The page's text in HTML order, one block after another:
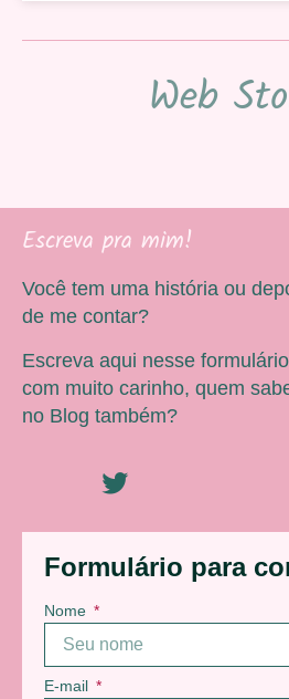
Web
Formulário para
Nome
E-mail
Escreva pra mim!
Você tem uma história ou
de me contar?
Escreva aqui nesse
com muito carinho, quem
no Blog também?